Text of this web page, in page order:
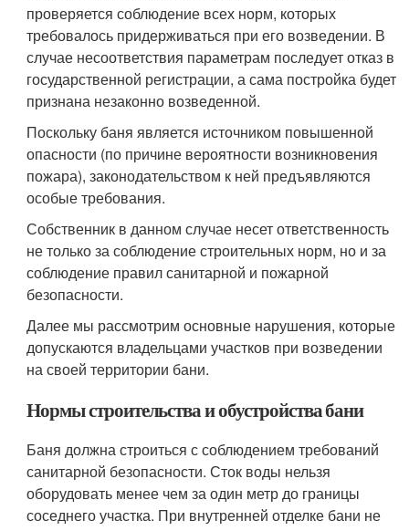
проверяется соблюдение всех норм, которых
требовалось придерживаться при его возведении. В
случае несоответствия параметрам последует отказ в
государственной регистрации, а сама постройка будет
признана незаконно возведенной.
Поскольку баня является источником повышенной
опасности (по причине вероятности возникновения
пожара), законодательством к ней предъявляются
особые требования.
Собственник в данном случае несет ответственность
не только за соблюдение строительных норм, но и за
соблюдение правил санитарной и пожарной
безопасности.
Далее мы рассмотрим основные нарушения, которые
допускаются владельцами участков при возведении
на своей территории бани.
Нормы строительства и обустройства бани
Баня должна строиться с соблюдением требований
санитарной безопасности. Сток воды нельзя
оборудовать менее чем за один метр до границы
соседнего участка. При внутренней отделке бани не